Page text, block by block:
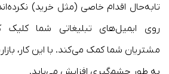
تابه‌حال اقدام خاصی (مثل خرید)
روی ایمیل‌های تبلیغاتی شما کلیک
مشتریان شما کمک می‌کند. با این کار،
به طور چشم‌گیری افزایش می‌یابد.